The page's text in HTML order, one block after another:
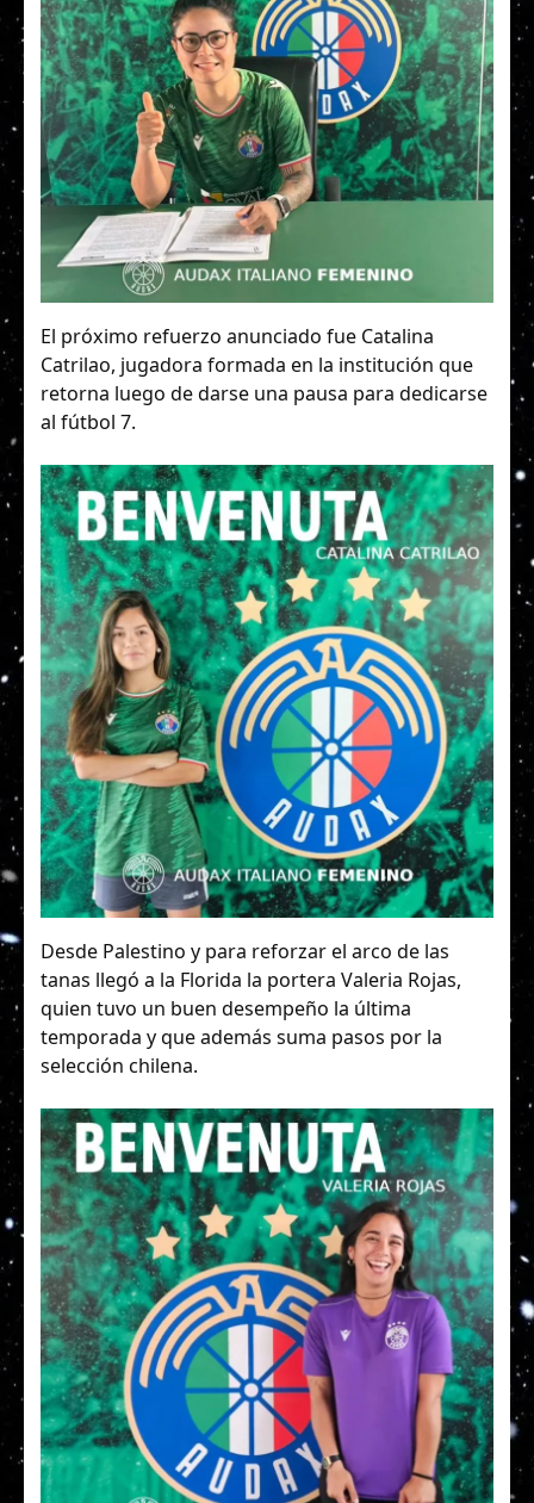
El próximo refuerzo anunciado fue Catalina
Catrilao, jugadora formada en la institución que
retorna luego de darse una pausa para dedicarse
al fútbol 7.
Desde Palestino y para reforzar el arco de las
tanas llegó a la Florida la portera Valeria Rojas,
quien tuvo un buen desempeño la última
temporada y que además suma pasos por la
selección chilena.